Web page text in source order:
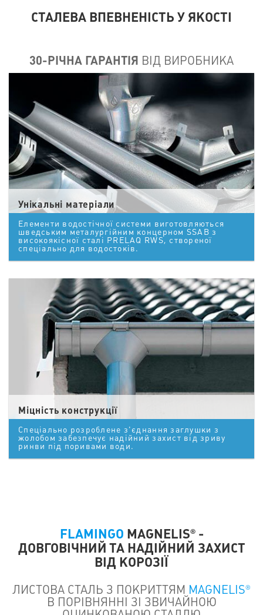
СТАЛЕВА ВПЕВНЕНІСТЬ У ЯКОСТІ
30-РІЧНА ГАРАНТІЯ ВІД ВИРОБНИКА
Унікальні матеріали
Елементи водостічної системи виготовляються
шведським металургійним концерном SSAB з
високоякісної сталі PRELAQ RWS, створеної
спеціально для водостоків.
Міцність конструкції
Спеціально розроблене з'єднання заглушки з
жолобом забезпечує надійний захист від зриву
ринви під поривами води.
FLAMINGO MAGNELIS® -
ДОВГОВІЧНИЙ ТА НАДІЙНИЙ ЗАХИСТ
ВІД КОРОЗІЇ
ЛИСТОВА СТАЛЬ З ПОКРИТТЯМ MAGNELIS®
В ПОРІВНЯННІ ЗІ ЗВИЧАЙНОЮ